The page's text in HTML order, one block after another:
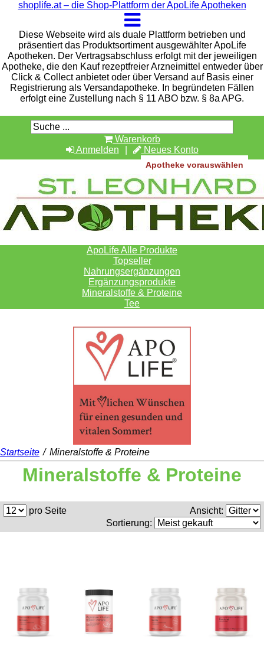
shoplife.at – die Shop-Plattform der ApoLife Apotheken
Diese Webseite wird als duale Plattform betrieben und
präsentiert das Produktsortiment ausgewählter ApoLife
Apotheken. Der Vertragsabschluss erfolgt mit der jeweiligen
Apotheke, die den Kauf rezeptfreier Arzneimittel entweder über
Click & Collect anbietet oder über Versand auf Basis einer
Registrierung als Versandapotheke. In begründeten Fällen
erfolgt eine Zustellung nach § 11 ABO bzw. § 8a APG.
Warenkorb
Anmelden
Neues Konto
Apotheke vorauswählen
ApoLife Alle Produkte
Topseller
Nahrungsergänzungen
Ergänzungsprodukte
Mineralstoffe & Proteine
Tee
Startseite / Mineralstoffe & Proteine
Mineralstoffe & Proteine
pro Seite
Ansicht:
Sortierung: